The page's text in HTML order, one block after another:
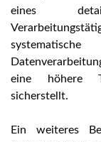
eines
eine höhere
sicherstellt.
Ein weiteres